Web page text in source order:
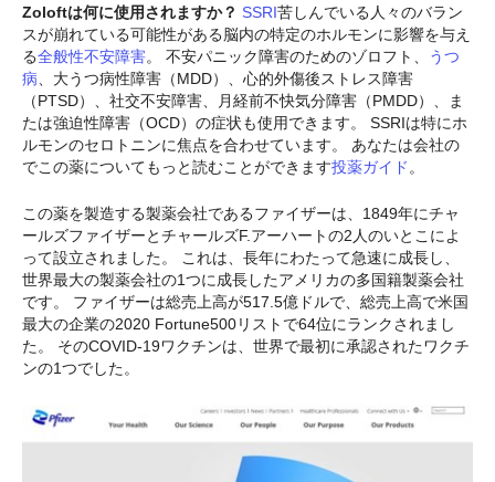
Zoloftは何に使用されますか？ SSRI苦しんでいる人々のバラン
スが崩れている可能性がある脳内の特定のホルモンに影響を与え
る全般性不安障害。 不安パニック障害のためのゾロフト、
うつ
病 、大うつ病性障害（MDD）、心的外傷後ストレス障害
（PTSD）、社交不安障害、月経前不快気分障害（PMDD）、ま
たは強迫性障害（OCD）の症状も使用できます。 SSRIは特にホ
ルモンのセロトニンに焦点を合わせています。 あなたは会社の
でこの薬についてもっと読むことができます投薬ガイド 。
この薬を製造する製薬会社であるファイザーは、1849年にチャ
ールズファイザーとチャールズF.アーハートの2人のいとこによ
って設立されました。 これは、長年にわたって急速に成長し、
世界最大の製薬会社の1つに成長したアメリカの多国籍製薬会社
です。 ファイザーは総売上高が517.5億ドルで、総売上高で米国
最大の企業の2020 Fortune500リストで64位にランクされまし
た。 そのCOVID-19ワクチンは、世界で最初に承認されたワクチ
ンの1つでした。